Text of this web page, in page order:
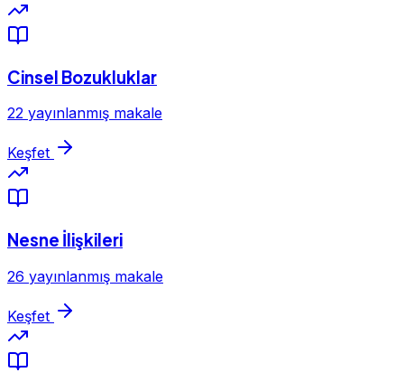
Cinsel Bozukluklar
22 yayınlanmış makale
Keşfet
Nesne İlişkileri
26 yayınlanmış makale
Keşfet